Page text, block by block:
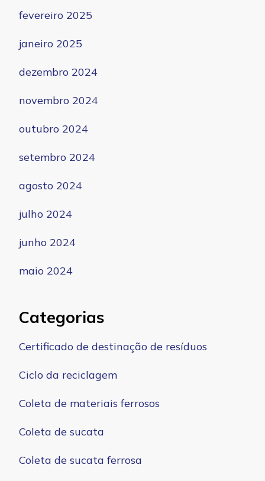
fevereiro 2025
janeiro 2025
dezembro 2024
novembro 2024
outubro 2024
setembro 2024
agosto 2024
julho 2024
junho 2024
maio 2024
Categorias
Certificado de destinação de resíduos
Ciclo da reciclagem
Coleta de materiais ferrosos
Coleta de sucata
Coleta de sucata ferrosa